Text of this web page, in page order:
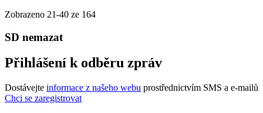
Zobrazeno 21-40 ze 164
SD nemazat
Přihlášení k odběru zpráv
Dostávejte informace z našeho webu prostřednictvím SMS a e-mailů
Chci se zaregistrovat